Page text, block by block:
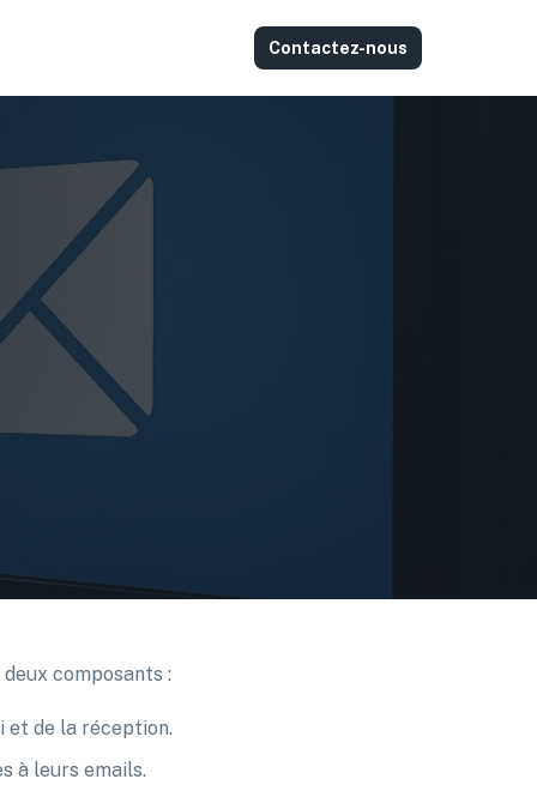
Contactez-nous
composants :
et de la réception.
à leurs emails.